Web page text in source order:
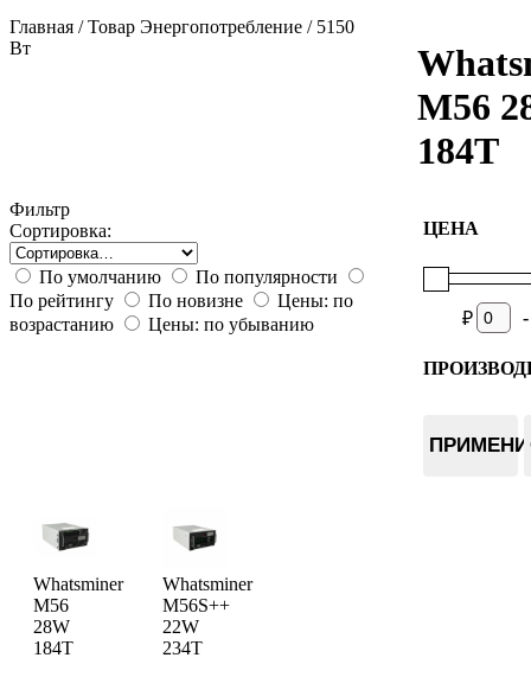
Главная / Товар Энергопотребление / 5150
Вт
M56
184T
Фильтр
Сортировка:
По умолчанию
По популярности
По рейтингу
По новизне
Цены: по
возрастанию
Цены: по убыванию
ЦЕНА
₽ -
Whatsminer
M56
28W
184T
Whatsminer
M56S++
22W
234T